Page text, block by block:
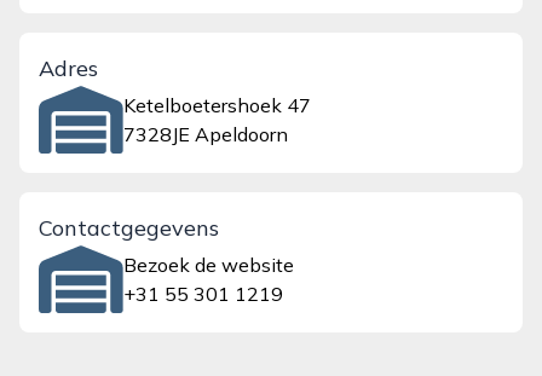
Adres
Ketelboetershoek 47
7328JE Apeldoorn
Contactgegevens
Bezoek de website
+31 55 301 1219